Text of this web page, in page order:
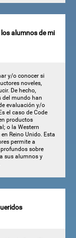
alumnos de mi
y/o conocer si
noveles,
De hecho,
del mundo han
evaluación y/o
el caso de Code
productos
o la Western
Reino Unido. Esta
permite a
sobre
sus alumnos y